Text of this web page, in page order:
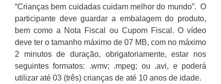
“Crianças bem cuidadas cuidam melhor do mundo”. O
participante deve guardar a embalagem do produto,
bem como a Nota Fiscal ou Cupom Fiscal. O vídeo
deve ter o tamanho máximo de 07 MB, com no máximo
2 minutos de duração, obrigatoriamente, estar nos
seguintes formatos: .wmv; .mpeg; ou .avi, e poderá
utilizar até 03 (três) crianças de até 10 anos de idade.